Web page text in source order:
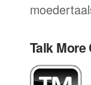
Talk More